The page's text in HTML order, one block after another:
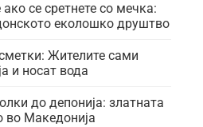
се сретнете со мечка:
еколошко друштво
Жителите сами
и носат вода
до депонија: златната
во Македонија